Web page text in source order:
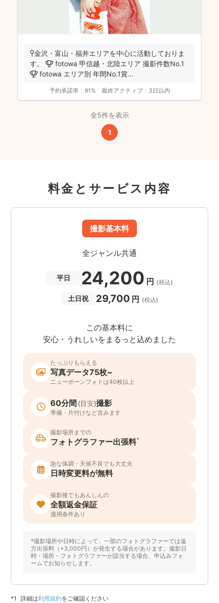
📍金沢・富山・福井エリアを中心に活動しておりま
す。 🏆 fotowa 甲信越・北陸エリア 撮影件数No.1
🏆 fotowa エリア別 年間No.1賞...
予約承諾率： 91% 最終アクティブ： 3日以内
全5件を表示
1
料金とサービス内容
撮影基本料
全ジャンル共通
平日 24,200 円 (税込)
土日祝 29,700 円 (税込)
この基本料に
安心・うれしいをまるっと込めました
たっぷりもらえる
写真データ75枚~
ニューボーンフォトは40枚以上
60分間 (目安)撮影
準備・片付けなど含みます
撮影場所までの
フォトグラファー出張料*
急な体調・天候不良でも大丈夫
日時変更料が無料
撮影後でもあんしんの
全額返金保証
適用条件あり
*撮影場所や日時によって、一部のフォトグラファーでは遠
方出張料（+3,000円）が発生する場合があります。撮影日
時・場所・フォトグラファーが該当する場合、申込みフォ
ームでお知らせします。
詳細は利用規約をご確認ください